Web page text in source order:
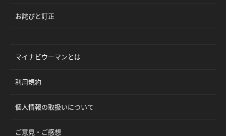
お詫びと訂正
マイナビウーマンとは
利用規約
個人情報の取扱いについて
ご意見・ご感想